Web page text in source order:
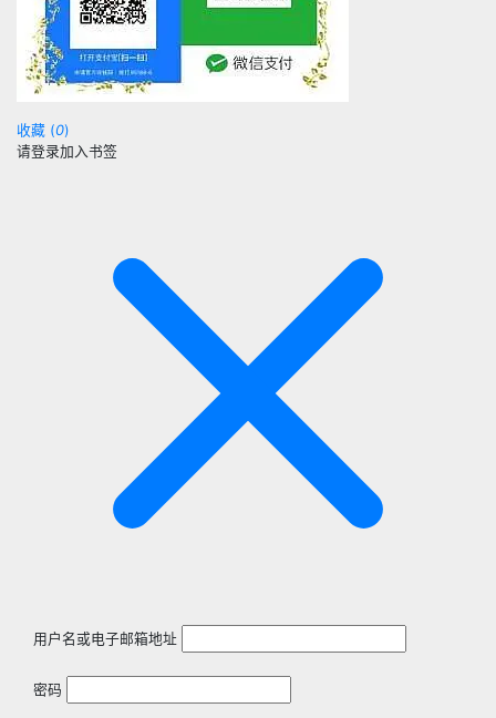
收藏 (0)
请登录加入书签
用户名或电子邮箱地址
密码